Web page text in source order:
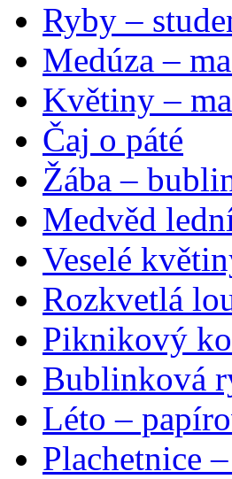
Ryby –
Medúza –
Květiny –
Čaj o páté
Žába –
Medvěd
Veselé
Rozkvetlá
Piknikový
Bublinková
Léto –
Plachetnice